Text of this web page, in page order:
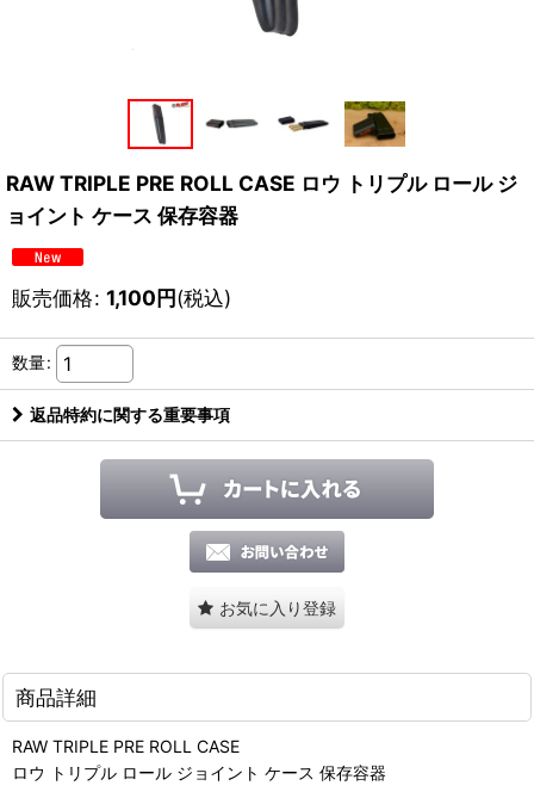
RAW TRIPLE PRE ROLL CASE ロウ トリプル ロール ジ
ョイント ケース 保存容器
販売価格: 1,100円(税込)
数量:
返品特約に関する重要事項
お気に入り登録
商品詳細
RAW TRIPLE PRE ROLL CASE
ロウ トリプル ロール ジョイント ケース 保存容器